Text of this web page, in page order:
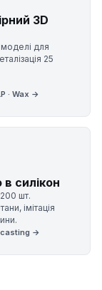
3D
для
25
· Wax →
силікон
шт.
імітація
→